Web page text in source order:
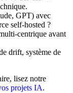
GPT) avec
self-hosted ?
centrique avant
drift, système de
lisez notre
projets IA.